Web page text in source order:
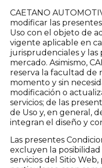
CAETANO
modificar las
Uso con el objeto de
vigente aplicable en
jurisprudenciales y las
mercado. Asimismo,
reserva la facultad de
momento y sin
modificación o
servicios; de las
de Uso y, en general,
integran el diseño y
Las presentes
excluyen la
servicios del Sitio